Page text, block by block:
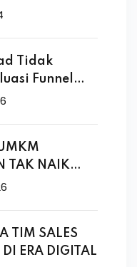
Tidak
Funnel
TAK NAIK
TIM SALES
ERA DIGITAL